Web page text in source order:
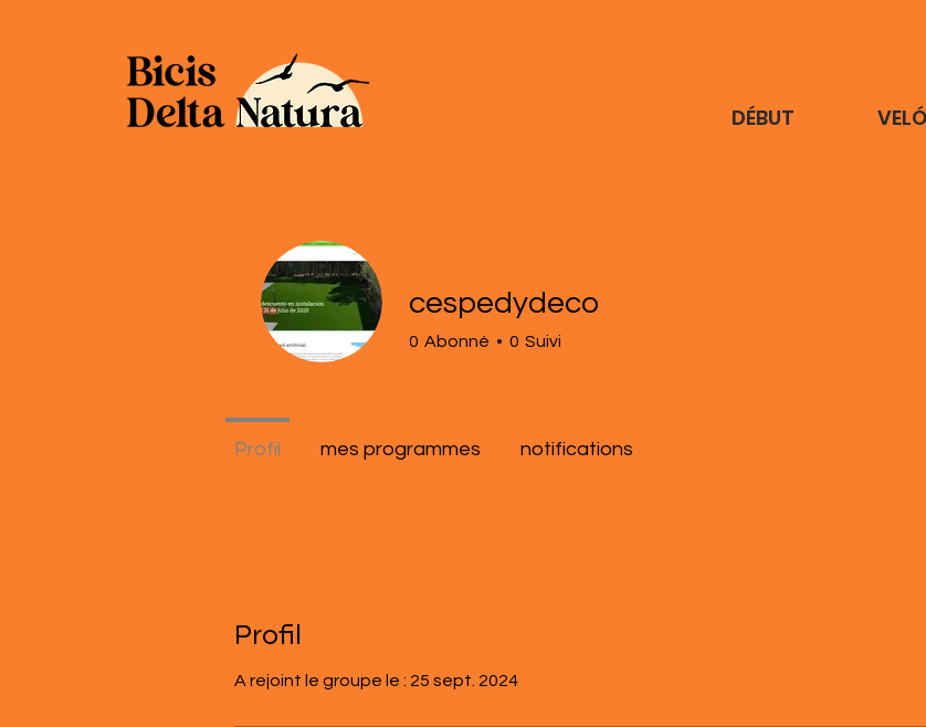
DÉBUT
Profil
A rejoint le groupe le : 25 sept. 2024
cespedydeco
0 Abonné 0 Suivi
Profil mes programmes notifications